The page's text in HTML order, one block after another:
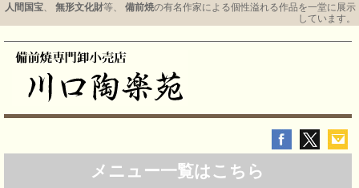
人間国宝、 無形文化財等、 備前焼の有名作家による個性溢れる作品を一堂に展示
しています。
メニュー一覧はこちら